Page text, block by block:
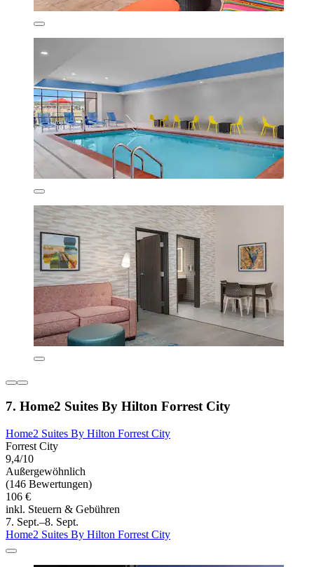
7. Home2 Suites By Hilton Forrest City
Home2 Suites By Hilton Forrest City
Forrest City
9,4/10
Außergewöhnlich
(146 Bewertungen)
106 €
inkl. Steuern & Gebühren
7. Sept.–8. Sept.
Home2 Suites By Hilton Forrest City